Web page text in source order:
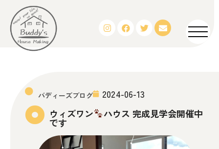
バディーズブログ
2024-06-13
ウィズワン
ハウス 完成見学会開催中
です